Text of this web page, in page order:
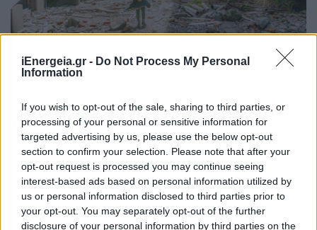
iEnergeia.gr - Do Not Process My Personal
Information
If you wish to opt-out of the sale, sharing to third parties, or
processing of your personal or sensitive information for
targeted advertising by us, please use the below opt-out
section to confirm your selection. Please note that after your
opt-out request is processed you may continue seeing
interest-based ads based on personal information utilized by
us or personal information disclosed to third parties prior to
your opt-out. You may separately opt-out of the further
disclosure of your personal information by third parties on the
Γιάννης Τριήρης: Ο πόλεμος ως νέα
«κανονικότητα»
17/03/2026 - 08:12